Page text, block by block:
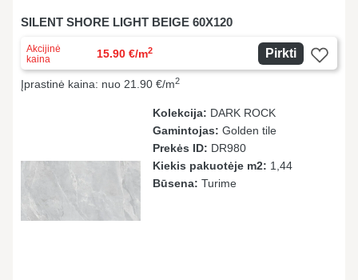
SILENT SHORE LIGHT BEIGE 60X120
Akcijinė
kaina
15.90 €/m2 Pirkti
Įprastinė kaina: nuo 21.90 €/m2
Kolekcija: DARK ROCK
Gamintojas: Golden tile
Prekės ID: DR980
Kiekis pakuotėje m2: 1,44
Būsena: Turime